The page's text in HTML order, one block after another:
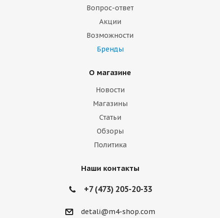
Вопрос-ответ
Акции
Возможности
Бренды
О магазине
Новости
Магазины
Статьи
Обзоры
Политика
Наши контакты
+7 (473) 205-20-33
detali@m4-shop.com